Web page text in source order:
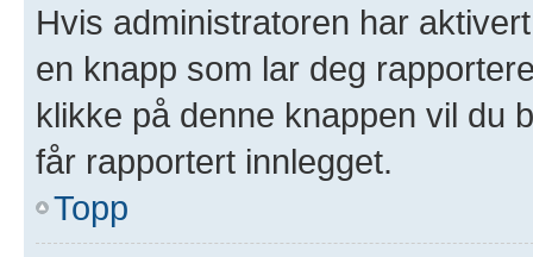
Hvis administratoren har
en knapp som lar deg
klikke på denne knappen vil du
får rapportert innlegget.
Topp